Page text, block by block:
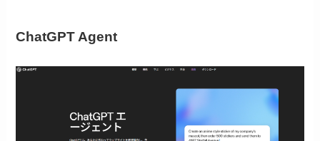
ChatGPT Agent